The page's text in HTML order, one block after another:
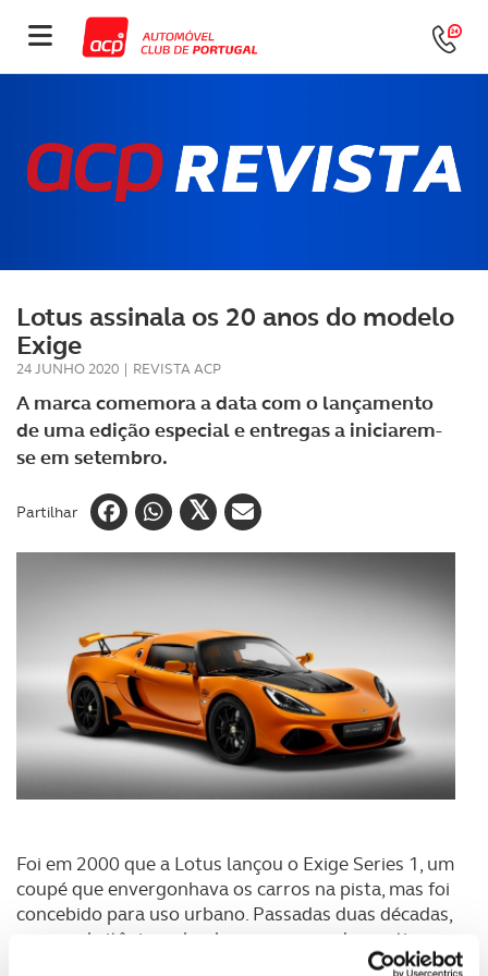
Lotus assinala os 20 anos do modelo
Exige
24 JUNHO 2020 | REVISTA ACP
A marca comemora a data com o lançamento
de uma edição especial e entregas a iniciarem-
se em setembro.
Partilhar
Foi em 2000 que a Lotus lançou o Exige Series 1, um
coupé que envergonhava os carros na pista, mas foi
concebido para uso urbano. Passadas duas décadas,
a marca britânica relembra esse superdesportivo